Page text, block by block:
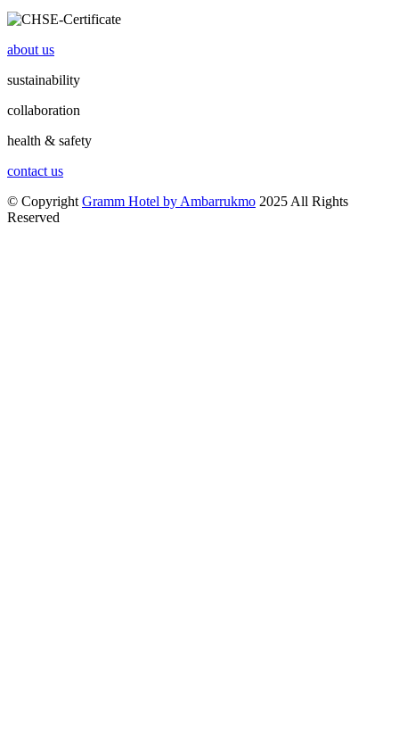
about us
sustainability
collaboration
health & safety
contact us
© Copyright Gramm Hotel by Ambarrukmo 2025 All Rights
Reserved